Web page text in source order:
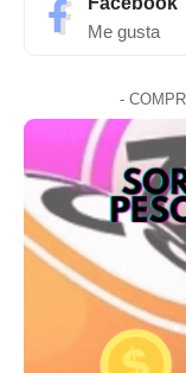
Me gusta
-